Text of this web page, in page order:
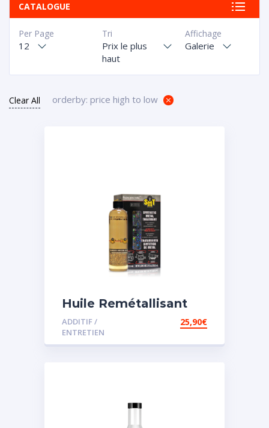
CATALOGUE
Affichage
Galerie
Tri
Prix le plus
haut
Per Page
12
Clear All orderby: price high to low
Huile Remétallisant
Moteur SMT2
ADDITIF /
ENTRETIEN
25,90€